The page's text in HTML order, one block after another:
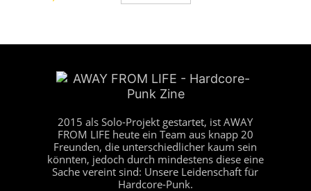
2015 als Solo-Projekt gestartet, ist AWAY
FROM LIFE heute ein Team aus knapp 20
Freunden, die unterschiedlicher kaum sein
könnten, jedoch durch mindestens diese eine
Sache vereint sind: Unsere Leidenschaft für
Hardcore-Punk.